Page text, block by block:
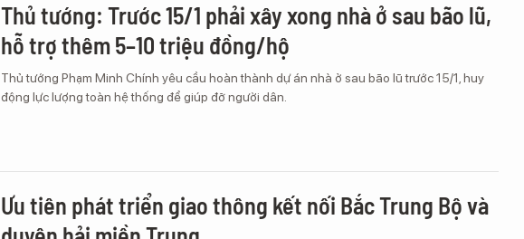
Thủ tướng: Trước 15/1 phải xây xong nhà ở sau bão lũ,
hỗ trợ thêm 5–10 triệu đồng/hộ
Thủ tướng Phạm Minh Chính yêu cầu hoàn thành dự án nhà ở sau bão lũ trước 15/1, huy
động lực lượng toàn hệ thống để giúp đỡ người dân.
Ưu tiên phát triển giao thông kết nối Bắc Trung Bộ và